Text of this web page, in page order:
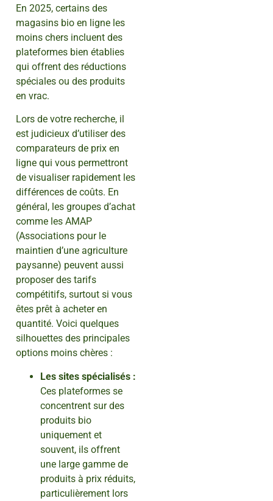
En 2025, certains des
magasins bio en ligne les
moins chers incluent des
plateformes bien établies
qui offrent des réductions
spéciales ou des produits
en vrac.
Lors de votre recherche, il
est judicieux d’utiliser des
comparateurs de prix en
ligne qui vous permettront
de visualiser rapidement les
différences de coûts. En
général, les groupes d’achat
comme les AMAP
(Associations pour le
maintien d’une agriculture
paysanne) peuvent aussi
proposer des tarifs
compétitifs, surtout si vous
êtes prêt à acheter en
quantité. Voici quelques
silhouettes des principales
options moins chères :
Les sites spécialisés :
Ces plateformes se
concentrent sur des
produits bio
uniquement et
souvent, ils offrent
une large gamme de
produits à prix réduits,
particulièrement lors